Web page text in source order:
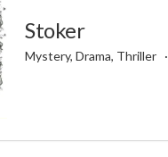
Stoker
Mystery, Drama, Thriller